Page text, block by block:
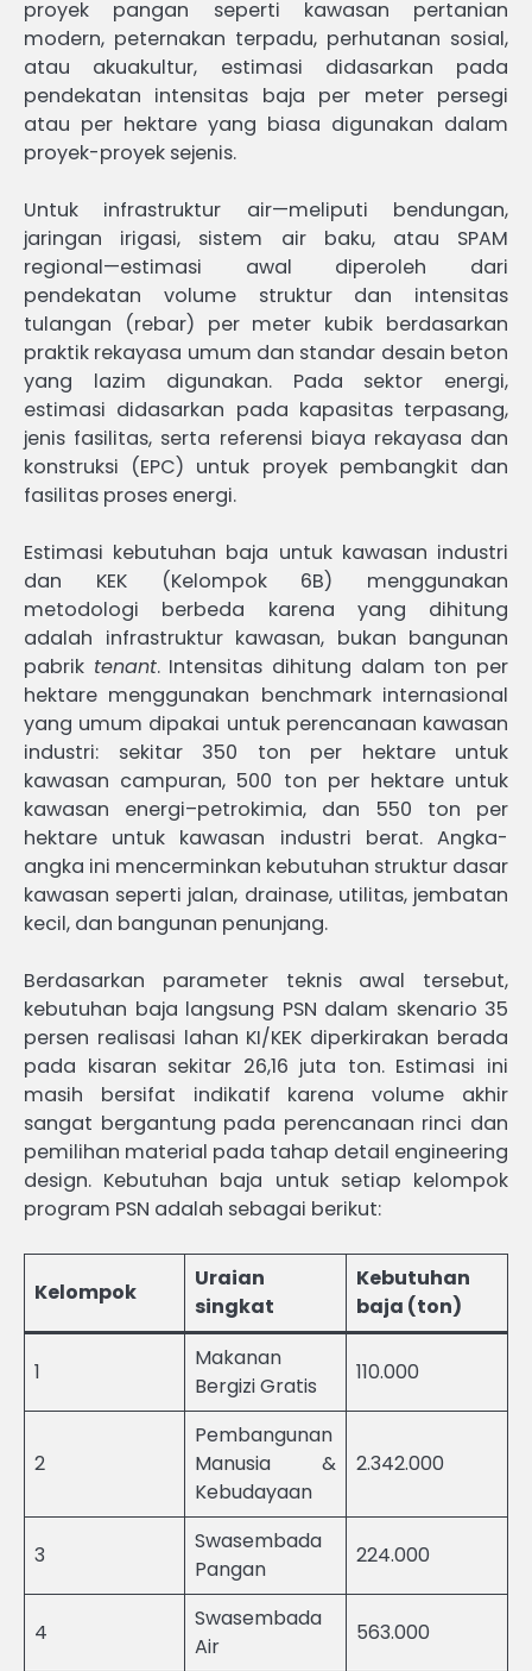
proyek pangan seperti kawasan pertanian
modern, peternakan terpadu, perhutanan sosial,
atau akuakultur, estimasi didasarkan pada
pendekatan intensitas baja per meter persegi
atau per hektare yang biasa digunakan dalam
proyek-proyek sejenis.
Untuk infrastruktur air—meliputi bendungan,
jaringan irigasi, sistem air baku, atau SPAM
regional—estimasi awal diperoleh dari
pendekatan volume struktur dan intensitas
tulangan (rebar) per meter kubik berdasarkan
praktik rekayasa umum dan standar desain beton
yang lazim digunakan. Pada sektor energi,
estimasi didasarkan pada kapasitas terpasang,
jenis fasilitas, serta referensi biaya rekayasa dan
konstruksi (EPC) untuk proyek pembangkit dan
fasilitas proses energi.
Estimasi kebutuhan baja untuk kawasan industri
dan KEK (Kelompok 6B) menggunakan
metodologi berbeda karena yang dihitung
adalah infrastruktur kawasan, bukan bangunan
pabrik tenant. Intensitas dihitung dalam ton per
hektare menggunakan benchmark internasional
yang umum dipakai untuk perencanaan kawasan
industri: sekitar 350 ton per hektare untuk
kawasan campuran, 500 ton per hektare untuk
kawasan energi–petrokimia, dan 550 ton per
hektare untuk kawasan industri berat. Angka-
angka ini mencerminkan kebutuhan struktur dasar
kawasan seperti jalan, drainase, utilitas, jembatan
kecil, dan bangunan penunjang.
Berdasarkan parameter teknis awal tersebut,
kebutuhan baja langsung PSN dalam skenario 35
persen realisasi lahan KI/KEK diperkirakan berada
pada kisaran sekitar 26,16 juta ton. Estimasi ini
masih bersifat indikatif karena volume akhir
sangat bergantung pada perencanaan rinci dan
pemilihan material pada tahap detail engineering
design. Kebutuhan baja untuk setiap kelompok
program PSN adalah sebagai berikut:
Kelompok
Uraian
singkat
Kebutuhan
baja (ton)
1
Makanan
Bergizi Gratis
110.000
2
Pembangunan
Manusia &
Kebudayaan
2.342.000
3
Swasembada
Pangan
224.000
4
Swasembada
Air
563.000